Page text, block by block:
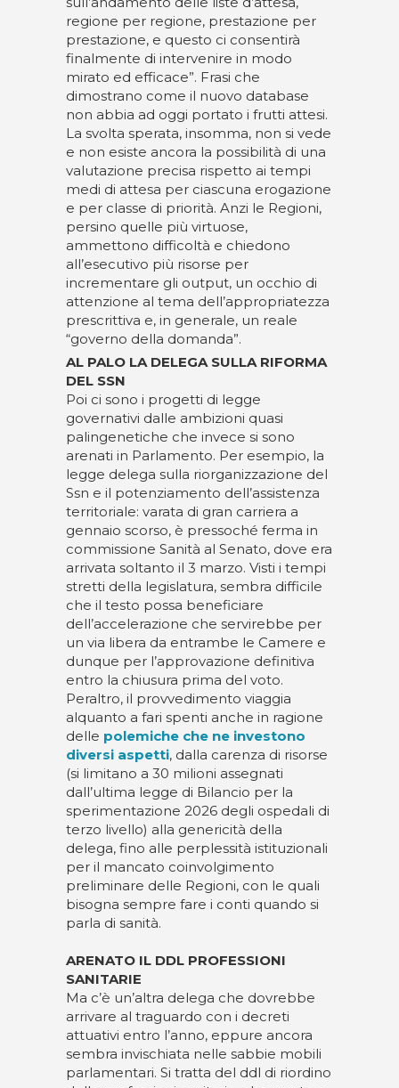
regione per regione, prestazione per
prestazione, e questo ci consentirà
finalmente di intervenire in modo
mirato ed efficace”. Frasi che
dimostrano come il nuovo database
non abbia ad oggi portato i frutti attesi.
La svolta sperata, insomma, non si vede
e non esiste ancora la possibilità di una
valutazione precisa rispetto ai tempi
medi di attesa per ciascuna erogazione
e per classe di priorità. Anzi le Regioni,
persino quelle più virtuose,
ammettono difficoltà e chiedono
all’esecutivo più risorse per
incrementare gli output, un occhio di
attenzione al tema dell’appropriatezza
prescrittiva e, in generale, un reale
“governo della domanda”.
AL PALO LA DELEGA SULLA RIFORMA
DEL SSN
Poi ci sono i progetti di legge
governativi dalle ambizioni quasi
palingenetiche che invece si sono
arenati in Parlamento. Per esempio, la
legge delega sulla riorganizzazione del
Ssn e il potenziamento dell’assistenza
territoriale: varata di gran carriera a
gennaio scorso, è pressoché ferma in
commissione Sanità al Senato, dove era
arrivata soltanto il 3 marzo. Visti i tempi
stretti della legislatura, sembra difficile
che il testo possa beneficiare
dell’accelerazione che servirebbe per
un via libera da entrambe le Camere e
dunque per l’approvazione definitiva
entro la chiusura prima del voto.
Peraltro, il provvedimento viaggia
alquanto a fari spenti anche in ragione
delle polemiche che ne investono
diversi aspetti, dalla carenza di risorse
(si limitano a 30 milioni assegnati
dall’ultima legge di Bilancio per la
sperimentazione 2026 degli ospedali di
terzo livello) alla genericità della
delega, fino alle perplessità istituzionali
per il mancato coinvolgimento
preliminare delle Regioni, con le quali
bisogna sempre fare i conti quando si
parla di sanità.
ARENATO IL DDL PROFESSIONI
SANITARIE
Ma c’è un’altra delega che dovrebbe
arrivare al traguardo con i decreti
attuativi entro l’anno, eppure ancora
sembra invischiata nelle sabbie mobili
parlamentari. Si tratta del ddl di riordino